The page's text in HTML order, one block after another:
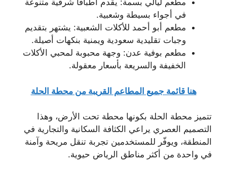
مطعم ليالي بسمة: يقدم أطباقًا شرقية متنوعة
في أجواء بسيطة وشعبية.
مطعم أبو أحمد للأكلات الشعبية: يشتهر بتقديم
وجبات تقليدية سعودية ويمنية بنكهات أصيلة.
مطعم بوفية عدن: وجهة محبوبة لمحبي الأكلات
الخفيفة والسريعة بأسعار معقولة.
هنا قائمة جميع المطاعم القريبة من محطة الحلة
تتميز محطة الحلة بكونها محطة تحت الأرض، وهذا
التصميم العصري يراعي الكثافة السكانية والتجارية في
المنطقة، ويوفّر للمستخدمين تجربة تنقل مريحة وآمنة
في واحدة من أكثر مناطق الرياض حيوية.